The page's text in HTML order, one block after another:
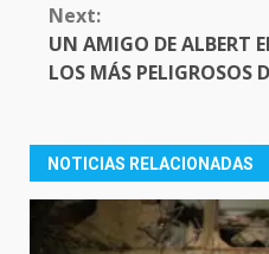
Next:
UN AMIGO DE ALBERT
LOS MÁS PELIGROSOS
NOTICIAS RELACIONADAS